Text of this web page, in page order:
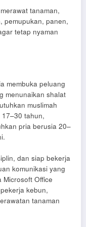
tanaman,
pemupukan, panen,
tetap nyaman
membuka peluang
menunaikan shalat
muslimah
tahun,
pria berusia 20–
dan siap bekerja
komunikasi yang
Office
kebun,
tanaman